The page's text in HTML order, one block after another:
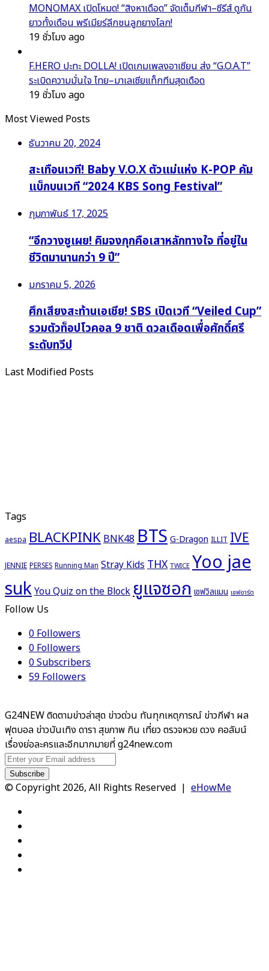
MONOMAX เปิดโหมด! “สิงหาเดือด” จัดเต็มกีฬา–ซีรีส์ ดูกัน
ยาวทั้งเดือน พรีเมียร์ลีกชนลูกยางโลก!
19 ชั่วโมง ago
F.HERO ปะทะ DOLLA! เปิดเกมเพลงอาเซียน ส่ง “G.O.A.T”
ระเบิดความมั่นใจ ไทย–มาเลเซียแท็กทีมสุดเดือด
19 ชั่วโมง ago
Most Viewed Posts
ธันวาคม 20, 2024
สะเทือนเวที! Baby V.O.X ตัวแม่แห่ง K-POP คัม
แบ็กบนเวที “2024 KBS Song Festival”
กุมภาพันธ์ 17, 2025
“อีกวางซูเผย! คิมจงกุกคือเสาหลักทางใจ ที่อยู่ใน
ชีวิตมานานกว่า 9 ปี”
มกราคม 5, 2026
ศึกเสียงสะท้านเอเชีย! SBS เปิดเวที “Veiled Cup”
รวมตัวท็อปโวคอล 9 ชาติ ดวลเดือดเพื่อศักดิ์ศรี
ระดับทวีป
Last Modified Posts
Tags
aespa BLACKPINKBNK48BTSG-Dragon ILLIT IVE
JENNIE PERSES Running Man Stray KidsTHX TWICE Yoo jae
sukYou Quiz on the Blockยูแจซอก เชฟวิลแมน เชฟอาร์ต
Follow Us
0Followers
0Followers
0Subscribers
59Followers
G24NEW ติดตามข่าวล่าสุด ข่าวด่วน ทันทุกเหตุการณ์ ข่าวกีฬา ผล
ฟุตบอล ข่าวบันเทิง ดารา สุขภาพ กิน เที่ยว ตรวจหวย ดวง คอลัมน์
เรื่องย่อละครและอีกมากมายที่ g24new.com
Enter
your
Email
© Copyright 2026, All Rights Reserved | eHowMe